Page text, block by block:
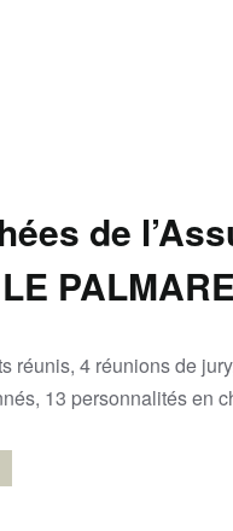
de
réunis, 4 réunions de
13 personnalités en